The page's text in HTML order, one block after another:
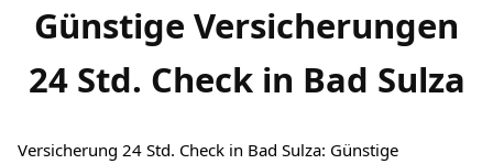
Günstige Versicherungen
24 Std. Check in Bad Sulza
Versicherung 24 Std. Check in Bad Sulza: Günstige